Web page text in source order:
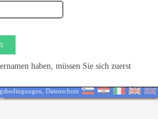
haben, müssen Sie sich zuerst
Datenschutz